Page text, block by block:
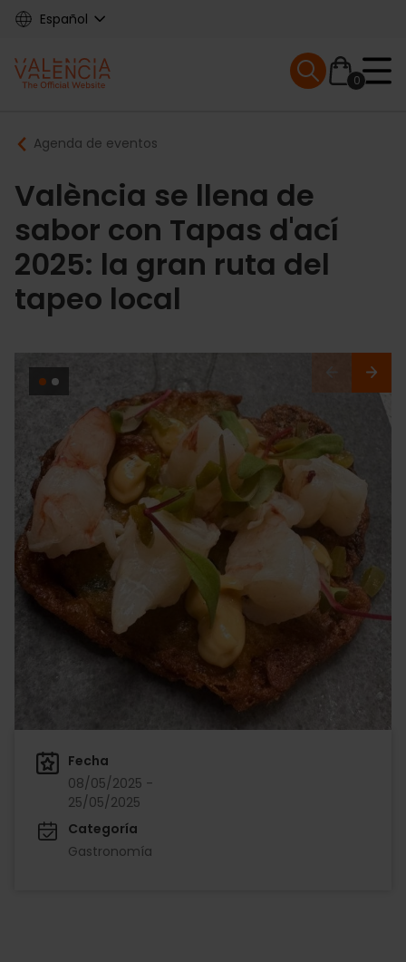
Skip
content
Español
Main
navigation
0
Mobile menu
Breadcrumb
Agenda de eventos
València se llena de
sabor con Tapas d'ací
2025: la gran ruta del
tapeo local
Fecha
08/05/2025 -
25/05/2025
Categoría
Gastronomía